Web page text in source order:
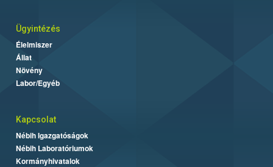
Ügyintézés
Élelmiszer
Állat
Növény
Labor/Egyéb
Kapcsolat
Nébih Igazgatóságok
Nébih Laboratóriumok
Kormányhivatalok